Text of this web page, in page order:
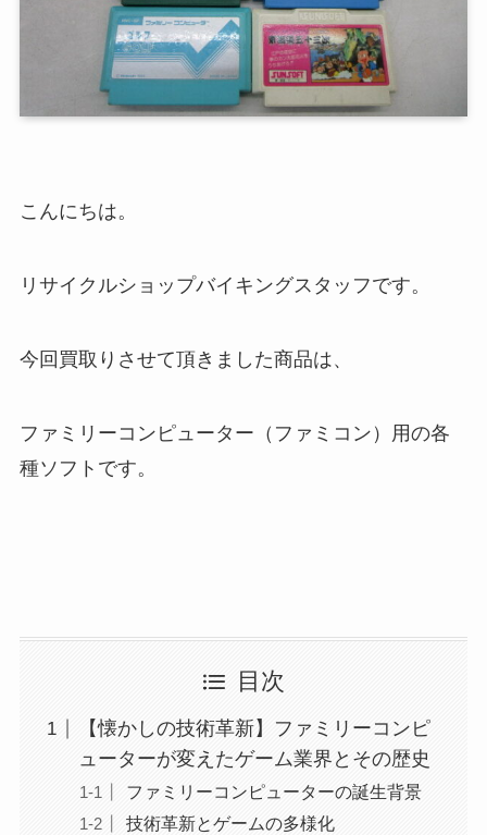
こんにちは。
リサイクルショップバイキングスタッフです。
今回買取りさせて頂きました商品は、
ファミリーコンピューター（ファミコン）用の各
種ソフトです。
目次
【懐かしの技術革新】ファミリーコンピ
ューターが変えたゲーム業界とその歴史
ファミリーコンピューターの誕生背景
技術革新とゲームの多様化